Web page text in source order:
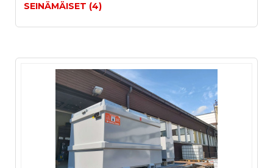
SEINÄMÄISET (4)